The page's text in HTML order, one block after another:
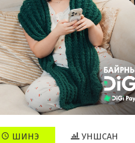
ШИНЭ УНШСАН